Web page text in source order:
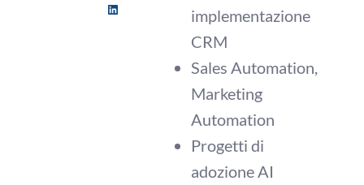
LinkedIn
implementazione
CRM
Sales Automation,
Marketing
Automation
Progetti di
adozione AI